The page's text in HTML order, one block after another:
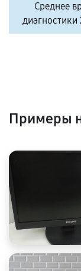
Среднее
Примеры